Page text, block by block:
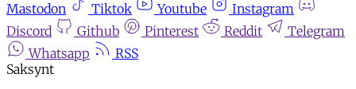
Mastodon
Tiktok Youtube
Instagram
Discord
Github Pinterest Reddit
Telegram
Whatsapp
RSS